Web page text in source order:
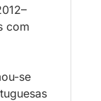
com
se